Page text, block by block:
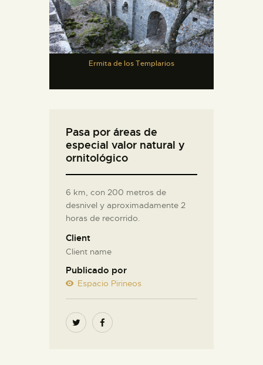
Ermita de los Templarios
Pasa por áreas de
especial valor natural y
ornitológico
6 km, con 200 metros de
desnivel y aproximadamente 2
horas de recorrido.
Client
Client name
Publicado por
Espacio Pirineos